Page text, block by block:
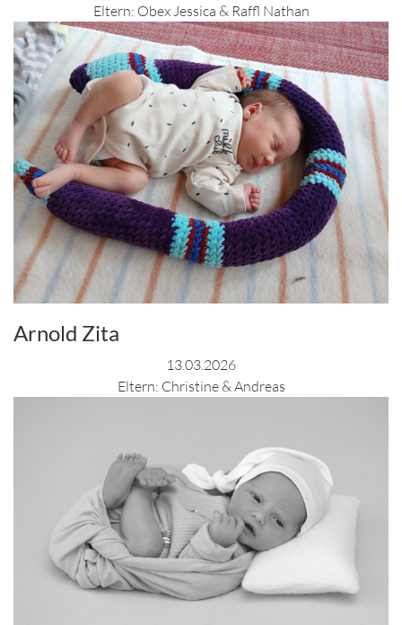
Eltern: Obex Jessica & Raffl Nathan
Arnold Zita
13.03.2026
Eltern: Christine & Andreas